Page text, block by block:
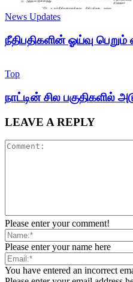
News Updates
நீதிபதிகளின் ஓய்வு
Top
நாட்டின் சில பகுதிகளில்
LEAVE A REPLY
Please enter your comment!
Please enter your name here
You have entered an incorrect